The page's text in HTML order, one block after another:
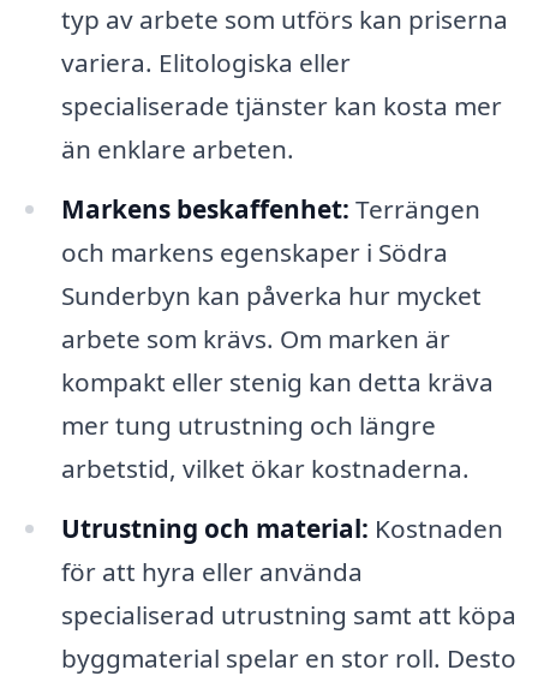
typ av arbete som utförs kan priserna
variera. Elitologiska eller
specialiserade tjänster kan kosta mer
än enklare arbeten.
Markens beskaffenhet: Terrängen
och markens egenskaper i Södra
Sunderbyn kan påverka hur mycket
arbete som krävs. Om marken är
kompakt eller stenig kan detta kräva
mer tung utrustning och längre
arbetstid, vilket ökar kostnaderna.
Utrustning och material: Kostnaden
för att hyra eller använda
specialiserad utrustning samt att köpa
byggmaterial spelar en stor roll. Desto